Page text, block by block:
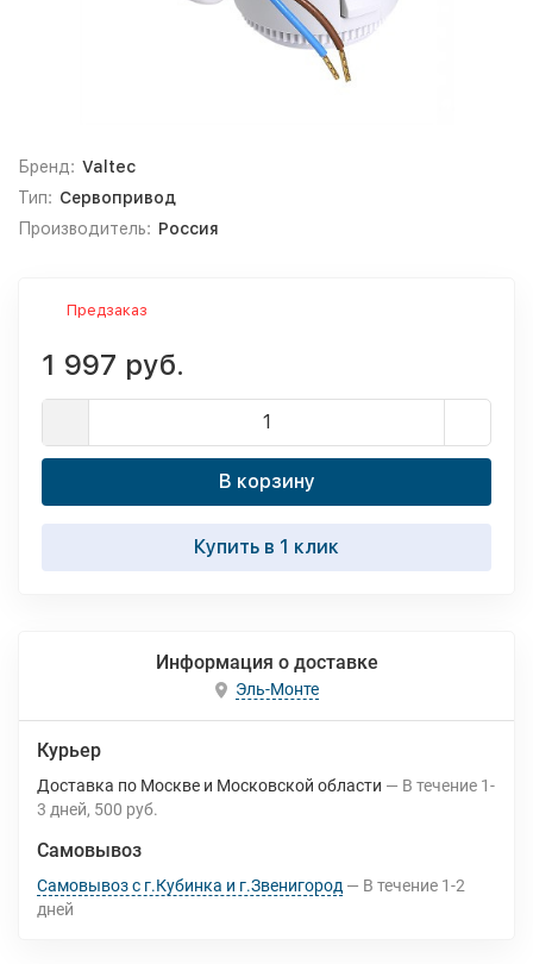
Бренд: Valtec
Тип: Сервопривод
Производитель: Россия
Предзаказ
1 997 руб.
В корзину
Купить в 1 клик
Информация о доставке
Эль-Монте
Курьер
Доставка по Москве и Московской области В течение 1-
3 дней 500 руб.
Самовывоз
Самовывоз с г.Кубинка и г.Звенигород В течение 1-2
дней